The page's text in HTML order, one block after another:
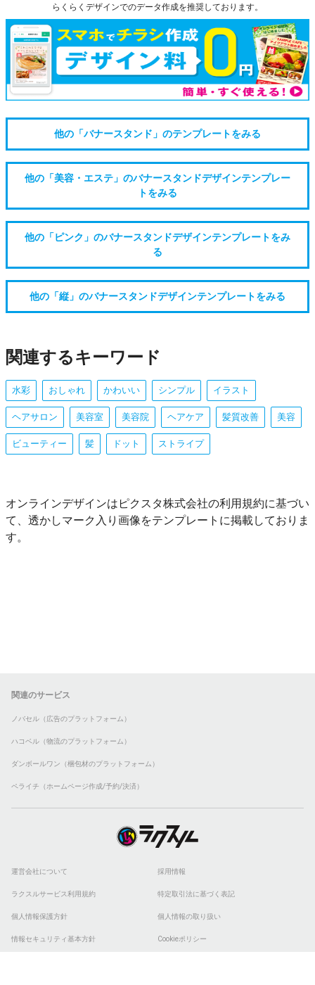
らくらくデザインでのデータ作成を推奨しております。
他の「バナースタンド」のテンプレートをみる
他の「美容・エステ」のバナースタンドデザインテンプレー
トをみる
他の「ピンク」のバナースタンドデザインテンプレートをみ
る
他の「縦」のバナースタンドデザインテンプレートをみる
関連するキーワード
水彩 おしゃれ かわいい シンプル イラスト
ヘアサロン 美容室 美容院 ヘアケア 髪質改善 美容
ビューティー 髪 ドット ストライプ
オンラインデザインはピクスタ株式会社の利用規約に基づい
て、透かしマーク入り画像をテンプレートに掲載しておりま
す。
関連のサービス
ノバセル（広告のプラットフォーム）
ハコベル（物流のプラットフォーム）
ダンボールワン（梱包材のプラットフォーム）
ペライチ（ホームページ作成/予約/決済）
運営会社について 採用情報
ラクスルサービス利用規約 特定取引法に基づく表記
個人情報保護方針 個人情報の取り扱い
情報セキュリティ基本方針 Cookieポリシー